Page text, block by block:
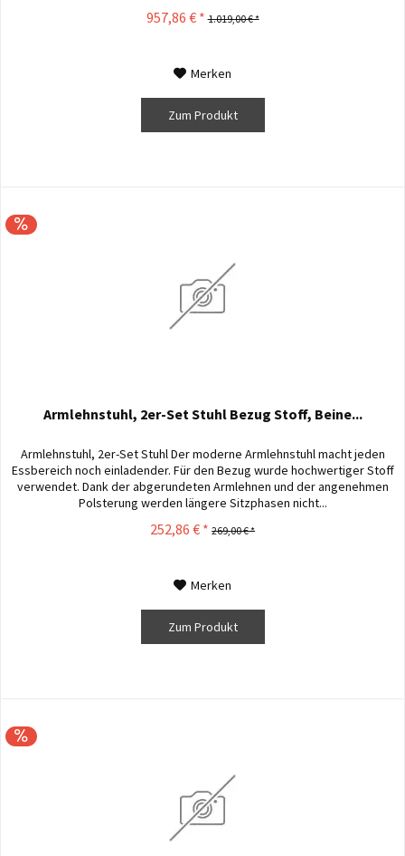
957,86 € * 1.019,00 € *
Merken
Zum Produkt
Armlehnstuhl, 2er-Set Stuhl Bezug Stoff, Beine...
Armlehnstuhl, 2er-Set Stuhl Der moderne Armlehnstuhl macht jeden
Essbereich noch einladender. Für den Bezug wurde hochwertiger Stoff
verwendet. Dank der abgerundeten Armlehnen und der angenehmen
Polsterung werden längere Sitzphasen nicht...
252,86 € * 269,00 € *
Merken
Zum Produkt